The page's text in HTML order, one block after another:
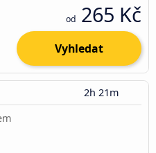
od 265 Kč
Vyhledat
2h 21m